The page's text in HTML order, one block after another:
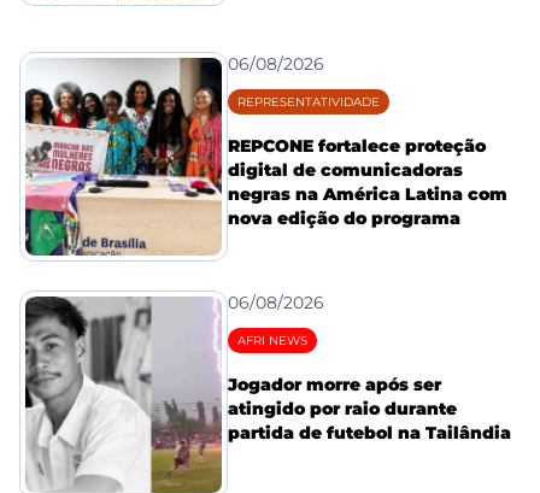
06/08/2026
REPRESENTATIVIDADE
REPCONE fortalece proteção
digital de comunicadoras
negras na América Latina com
nova edição do programa
06/08/2026
AFRI NEWS
Jogador morre após ser
atingido por raio durante
partida de futebol na Tailândia